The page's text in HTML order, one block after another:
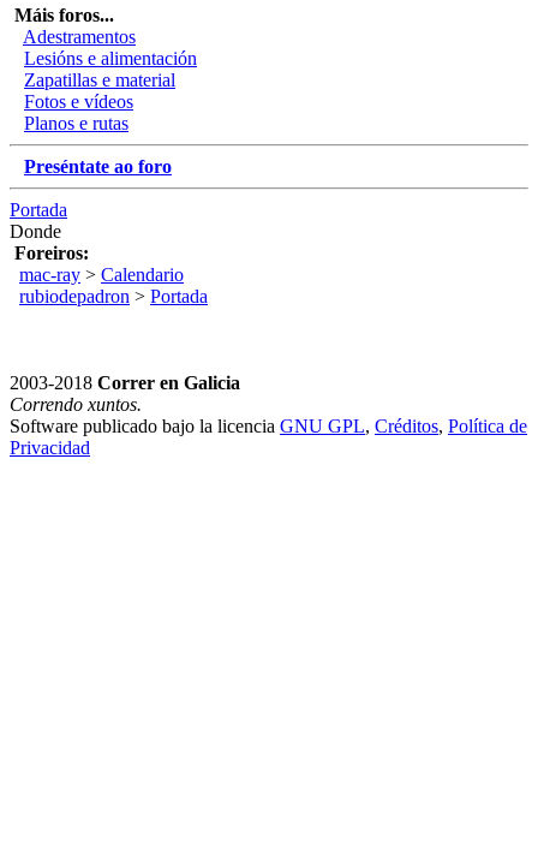
Máis foros...
Adestramentos
Lesións e alimentación
Zapatillas e material
Fotos e vídeos
Planos e rutas
Preséntate ao foro
Portada
Donde
Foreiros:
mac-ray > Calendario
rubiodepadron > Portada
2003-2018 Correr en Galicia
Correndo xuntos.
Software publicado bajo la licencia GNU GPL, Créditos, Política de
Privacidad